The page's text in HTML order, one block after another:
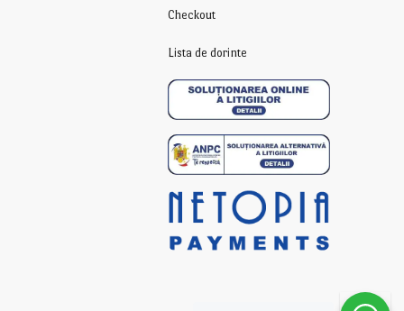
Checkout
Lista de dorinte